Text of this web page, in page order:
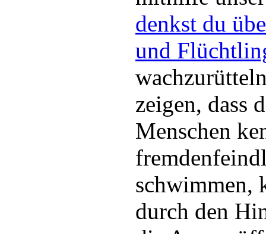
denkst du
und
zeigen, dass
Menschen
schwimmen,
durch den